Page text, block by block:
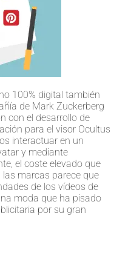
100% digital también
de Mark Zuckerberg
con el desarrollo de
para el visor Ocultus
interactuar en un
y mediante
el coste elevado que
marcas parece que
de los vídeos de
moda que ha pisado
por su gran